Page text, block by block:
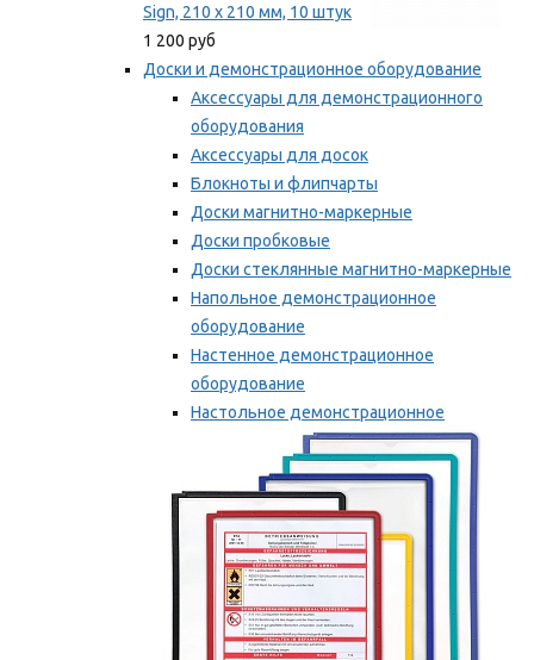
Sign, 210 x 210 мм, 10 штук
1 200 руб
Доски и демонстрационное оборудование
Аксессуары для демонстрационного
оборудования
Аксессуары для досок
Блокноты и флипчарты
Доски магнитно-маркерные
Доски пробковые
Доски стеклянные магнитно-маркерные
Напольное демонстрационное
оборудование
Настенное демонстрационное
оборудование
Настольное демонстрационное
оборудование
Мы рекомендуем